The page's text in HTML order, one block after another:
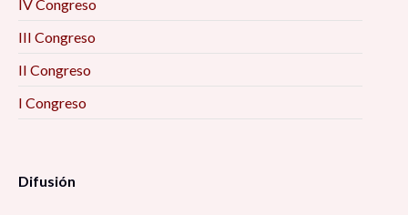
IV Congreso
III Congreso
II Congreso
I Congreso
Difusión